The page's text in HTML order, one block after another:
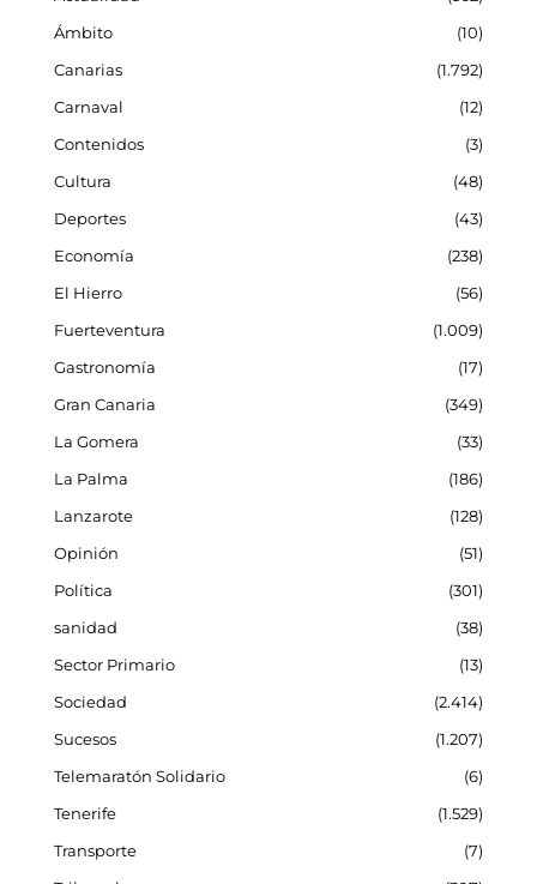
Ámbito
10
Canarias
1.792
Carnaval
12
Contenidos
3
Cultura
48
Deportes
43
Economía
238
El Hierro
56
Fuerteventura
1.009
Gastronomía
17
Gran Canaria
349
La Gomera
33
La Palma
186
Lanzarote
128
Opinión
51
Política
301
sanidad
38
Sector Primario
13
Sociedad
2.414
Sucesos
1.207
Telemaratón Solidario
6
Tenerife
1.529
Transporte
7